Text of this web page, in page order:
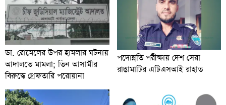
ডা. রোমেলের উপর হামলার ঘটনায়
আদালতে মামলা; তিন আসামীর
বিরুদ্ধে গ্রেফতারি পরোয়ানা
পদোন্নতি পরীক্ষায় দেশ সেরা
রাঙামাটির এটিএসআই রাহাত